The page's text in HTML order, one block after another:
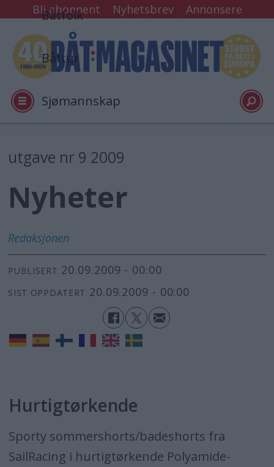
Bli abonnent Nyhetsbrev Annonsere
Båtfolk
Båttur
Sjømannskap
Arkiv
Logg inn
utgave nr 9 2009
Nyheter
Redaksjonen
PUBLISERT 20.09.2009 - 00:00
SIST OPPDATERT 20.09.2009 - 00:00
Hurtigtørkende
Sporty sommershorts/badeshorts fra
SailRacing i hurtigtørkende Polyamide-